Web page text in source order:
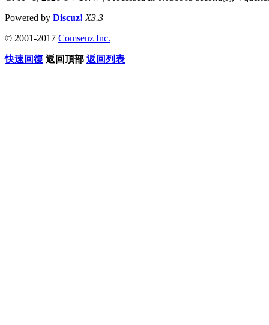
Powered by Discuz! X3.3
© 2001-2017 Comsenz Inc.
快速回復 返回頂部 返回列表